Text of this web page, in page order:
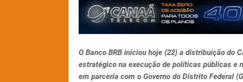
O Banco BRB iniciou hoje (22) a distribuição do
estratégico na execução de políticas públicas e
em parceria com o Governo do Distrito Federal